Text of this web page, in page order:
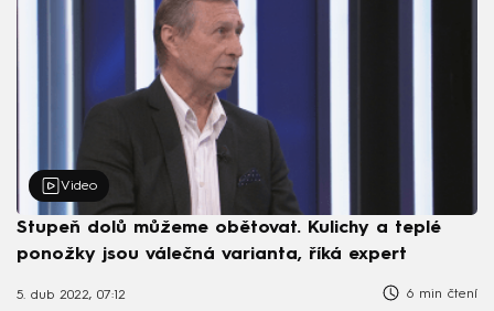
Video
Stupeň dolů můžeme obětovat. Kulichy a teplé
ponožky jsou válečná varianta, říká expert
5. dub 2022, 07:12 6 min čtení